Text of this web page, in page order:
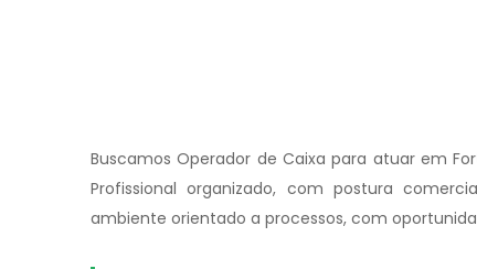
Buscamos Operador de Caixa para atuar em
Profissional organizado, com postura
ambiente orientado a processos, com